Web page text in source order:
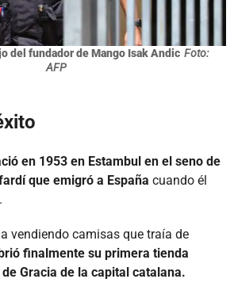
del fundador de Mango Isak Andic Foto:
AFP
en 1953 en Estambul en el seno de
que emigró a España cuando él
vendiendo camisas que traía de
finalmente su primera tienda
Gracia de la capital catalana.